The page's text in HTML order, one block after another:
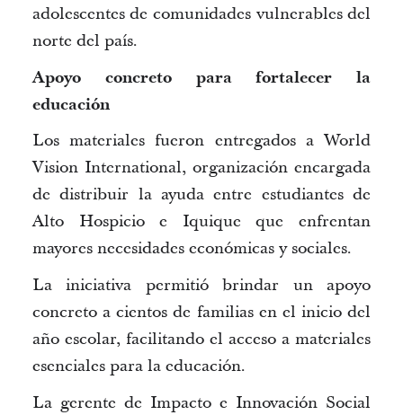
adolescentes de comunidades vulnerables del
norte del país.
Apoyo concreto para fortalecer la
educación
Los materiales fueron entregados aWorld
Vision International, organización encargada
de distribuir la ayuda entre estudiantes de
Alto Hospicio e Iquique que enfrentan
mayores necesidades económicas y sociales.
La iniciativa permitió brindar un apoyo
concreto a cientos de familias en el inicio del
año escolar, facilitando el acceso a materiales
esenciales para la educación.
La gerente de Impacto e Innovación Social